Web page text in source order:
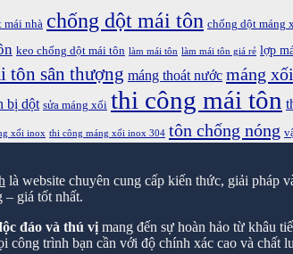
mái nhà chống dột mái tôn chống dột máng
keo chống dột mái tôn làm mái tôn làm mái tôn giá rẻ lợp
tôn sân thượng máng thoát nước máng
bị dột sửa máng xối thi công mái tôn
xối inox thi công máng xối inox 304 tôn chống nóng
là website chuyên cung cấp kiến thức, giải pháp
– giá tốt nhất.
đáo và thú vị mang đến sự hoàn hảo từ khâu
công trình bạn cần với độ chính xác cao và chất